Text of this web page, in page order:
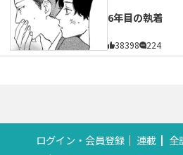
6年目の執着
38398 224
ログイン・会員登録 連載 全